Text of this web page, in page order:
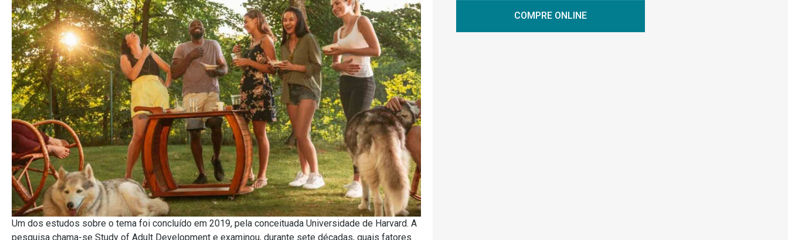
Um dos estudos sobre o tema foi concluído em 2019, pela conceituada Universidade de Harvard. A
pesquisa chama-se Study of Adult Development e examinou, durante sete décadas, quais fatores
COMPRE ONLINE